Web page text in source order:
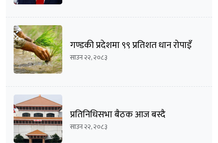
गण्डकी प्रदेशमा ९९ प्रतिशत धान रोपाइँ
साउन २२, २०८३
प्रतिनिधिसभा बैठक आज बस्दै
साउन २२, २०८३